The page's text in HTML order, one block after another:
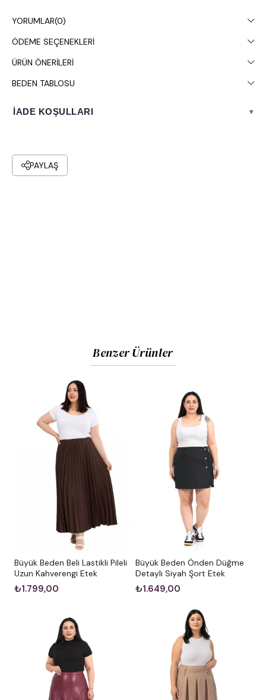
Stüdyo çekimlerinde renkler ışık farklılığından dolayı değişiklik
YORUMLAR(0)
ÖDEME SEÇENEKLERI
ÜRÜN ÖNERILERI
BEDEN TABLOSU
İADE KOŞULLARI ▾
PAYLAŞ
Benzer Ürünler
Büyük Beden Beli Lastikli Pileli
Uzun Kahverengi Etek
₺1.799,00
Büyük Beden Önden Düğme
Detaylı Siyah Şort Etek
₺1.649,00